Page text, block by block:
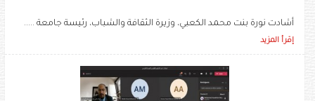
أشادت نورة بنت محمد الكعبي، وزيرة الثقافة والشباب، رئيسة جامعة .....
إقرأ المزيد